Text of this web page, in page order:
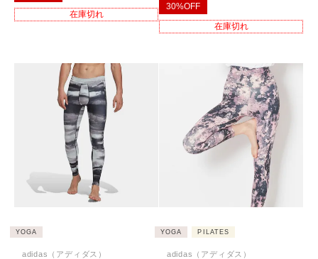
在庫切れ
30%OFF
在庫切れ
YOGA
adidas（アディダス）
YOGA PILATES
adidas（アディダス）